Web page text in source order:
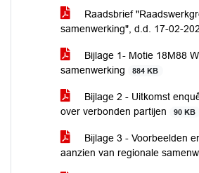
Raadsbrief
samenwerking", d.d. 17-02-
Bijlage 1- Motie 18M88
samenwerking
884 KB
Bijlage 2 - Uitkomst
over verbonden partijen
90 KB
Bijlage 3 - Voorbeelden
aanzien van regionale